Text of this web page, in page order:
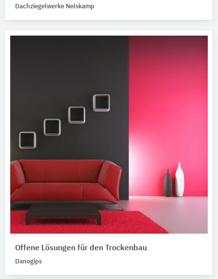
Dachziegelwerke Nelskamp
Offene Lösungen für den Trockenbau
Danogips